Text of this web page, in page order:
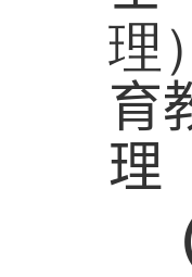
理）
育
理